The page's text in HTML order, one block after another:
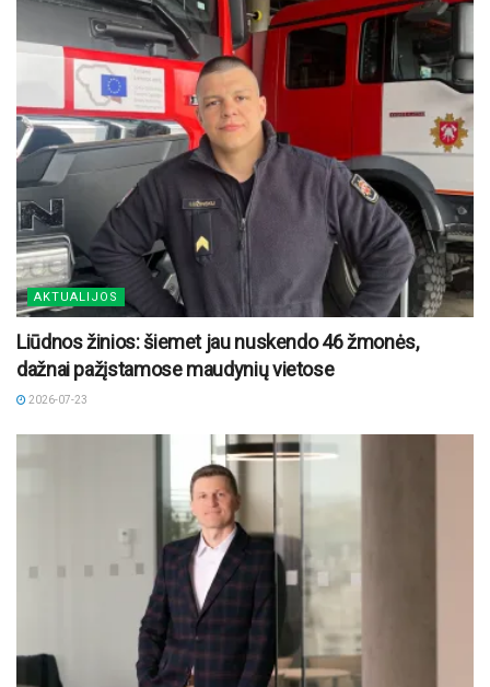
AKTUALIJOS
Liūdnos žinios: šiemet jau nuskendo 46 žmonės,
dažnai pažįstamose maudynių vietose
2026-07-23